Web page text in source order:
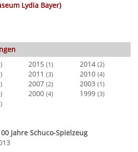
Lydia Bayer)
2015 (1) 2014 (2)
2011 (3) 2010 (4)
2007 (2) 2003 (1)
2000 (4) 1999 (3)
Jahre Schuco-Spielzeug